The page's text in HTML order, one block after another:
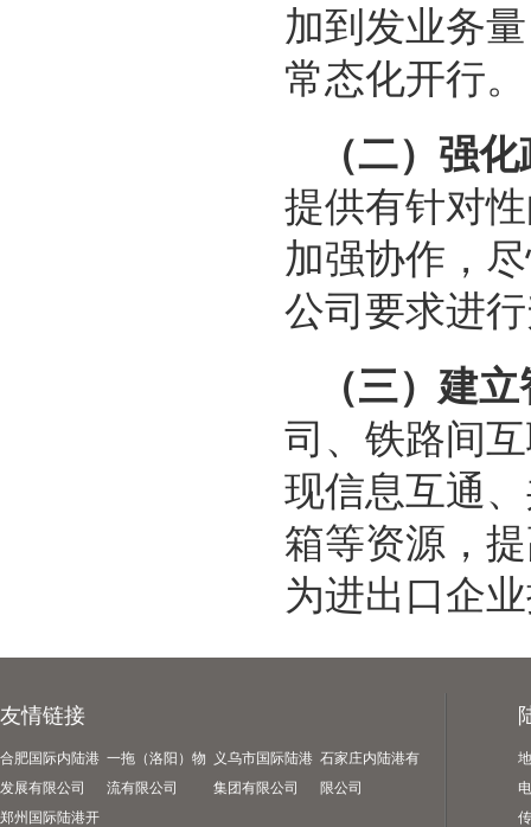
加到发业务
常态化开行
（二）强
提供有针对
加强协作，
公司要求进
（三）建
司、铁路间
现信息互通
箱等资源，
为进出口企
友情链接
合肥国际内陆港
发展有限公司
一拖（洛阳）物
流有限公司
义乌市国际陆港
集团有限公司
石家庄内陆港有
限公司
郑州国际陆港开